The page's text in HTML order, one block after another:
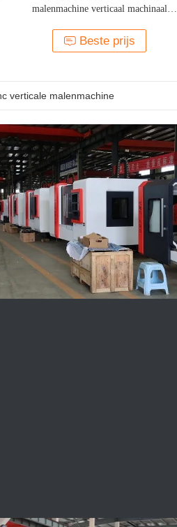
malenmachine verticaal machinaal
Beste prijs
verticale malenmachine